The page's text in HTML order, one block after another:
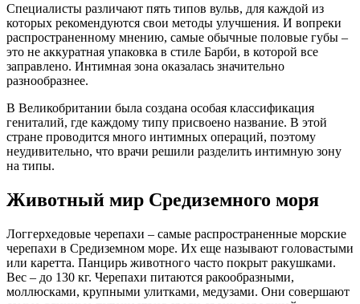
Специалисты различают пять типов вульв, для каждой из
которых рекомендуются свои методы улучшения. И вопреки
распространенному мнению, самые обычные половые губы –
это не аккуратная упаковка в стиле Барби, в которой все
заправлено. Интимная зона оказалась значительно
разнообразнее.
В Великобритании была создана особая классификация
гениталий, где каждому типу присвоено название. В этой
стране проводится много интимных операций, поэтому
неудивительно, что врачи решили разделить интимную зону
на типы.
Животный мир Средиземного моря
Логгерхедовые черепахи – самые распространенные морские
черепахи в Средиземном море. Их еще называют головастыми
или каретта. Панцирь животного часто покрыт ракушками.
Вес – до 130 кг. Черепахи питаются ракообразными,
моллюсками, крупными улитками, медузами. Они совершают